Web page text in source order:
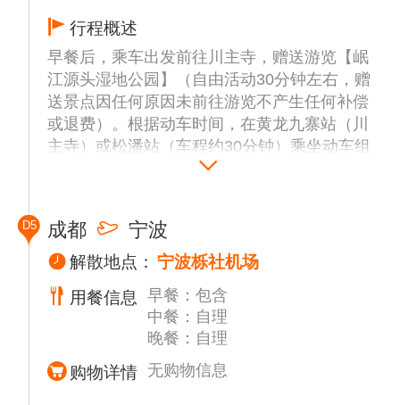
是到专门的吸烟区，否则会受到高额罚款。九
寨沟是世界自然遗产，爱它您就保护它。
行程概述
早餐后，乘车出发前往川主寺，赠送游览【岷
江源头湿地公园】（自由活动30分钟左右，赠
送景点因任何原因未前往游览不产生任何补偿
或退费）。根据动车时间，在黄龙九寨站（川
主寺）或松潘站（车程约30分钟）乘坐动车组
返回成都。抵达成都火车站，出站后由小车接
温馨提示：
1、若遇特殊情况(如交通管制或旺季堵车）此
可能会调整为安排打包路早；
2、景区内的摊点购物点、或沿涂停留休息的
站点和餐厅均可能会有当地人开设的土特产超
市非我社控制，请不要误解；
D5 成都 宁波
解散地点： 宁波栎社机场
用餐信息
早餐：包含
中餐：自理
晚餐：自理
购物详情 无购物信息